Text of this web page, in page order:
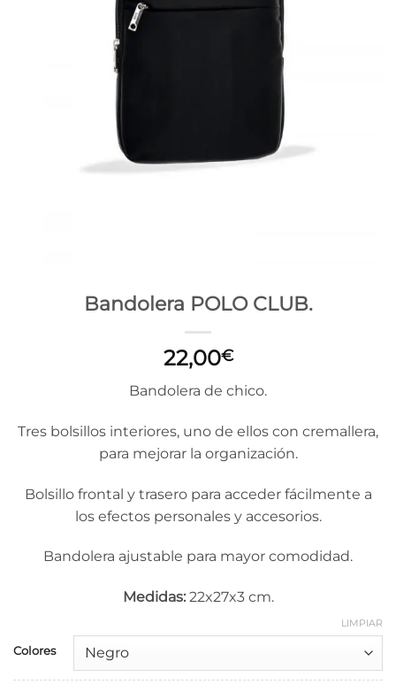
Bandolera POLO CLUB.
22,00€
Bandolera de chico.
Tres bolsillos interiores, uno de ellos con cremallera,
para mejorar la organización.
Bolsillo frontal y trasero para acceder fácilmente a
los efectos personales y accesorios.
Bandolera ajustable para mayor comodidad.
Medidas:22x27x3 cm.
Colores
LIMPIAR